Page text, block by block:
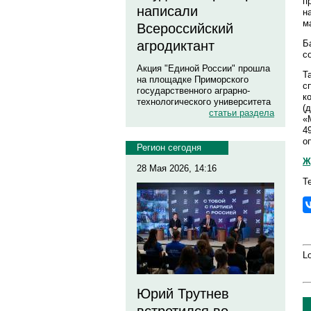
написали
Всероссийский
агродиктант
Акция "Единой России" прошла
на площадке Приморского
государственного аграрно-
технологического университета
статьи раздела
Регион сегодня
28 Мая 2026, 14:16
Юрий Трутнев